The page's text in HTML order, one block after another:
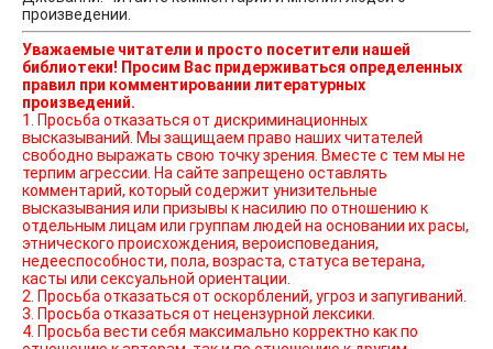
произведении.
Уважаемые читатели и просто посетители нашей
библиотеки! Просим Вас придерживаться определенных
правил при комментировании литературных
произведений.
1. Просьба отказаться от дискриминационных
высказываний. Мы защищаем право наших читателей
свободно выражать свою точку зрения. Вместе с тем мы не
терпим агрессии. На сайте запрещено оставлять
комментарий, который содержит унизительные
высказывания или призывы к насилию по отношению к
отдельным лицам или группам людей на основании их расы,
этнического происхождения, вероисповедания,
недееспособности, пола, возраста, статуса ветерана,
касты или сексуальной ориентации.
2. Просьба отказаться от оскорблений, угроз и запугиваний.
3. Просьба отказаться от нецензурной лексики.
4. Просьба вести себя максимально корректно как по